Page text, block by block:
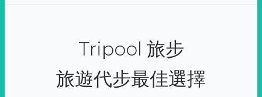
Tripool 旅步
旅遊代步最佳選擇